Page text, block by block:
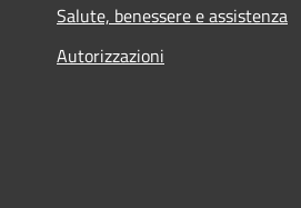
Salute, benessere e assistenza
Autorizzazioni